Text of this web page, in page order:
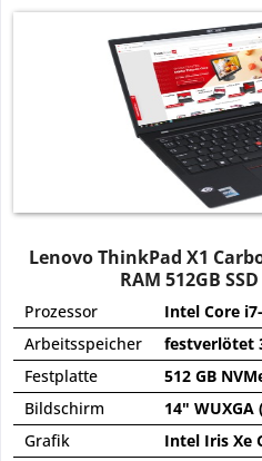
Lenovo ThinkPad X1
RAM 512GB
Prozessor
Intel Core
Arbeitsspeicher
festverlötet
Festplatte
512 GB
Bildschirm
14" WUXGA
Grafik
Intel Iris Xe